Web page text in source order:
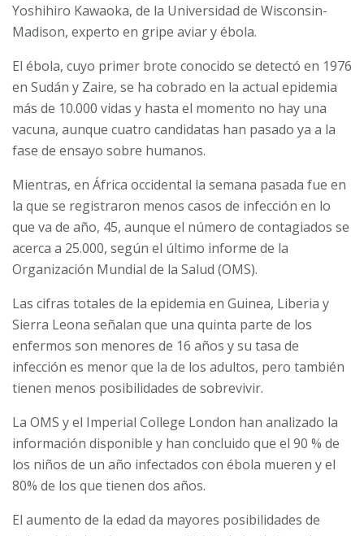
Yoshihiro Kawaoka, de la Universidad de Wisconsin-
Madison, experto en gripe aviar y ébola.
El ébola, cuyo primer brote conocido se detectó en 1976
en Sudán y Zaire, se ha cobrado en la actual epidemia
más de 10.000 vidas y hasta el momento no hay una
vacuna, aunque cuatro candidatas han pasado ya a la
fase de ensayo sobre humanos.
Mientras, en África occidental la semana pasada fue en
la que se registraron menos casos de infección en lo
que va de año, 45, aunque el número de contagiados se
acerca a 25.000, según el último informe de la
Organización Mundial de la Salud (OMS).
Las cifras totales de la epidemia en Guinea, Liberia y
Sierra Leona señalan que una quinta parte de los
enfermos son menores de 16 años y su tasa de
infección es menor que la de los adultos, pero también
tienen menos posibilidades de sobrevivir.
La OMS y el Imperial College London han analizado la
información disponible y han concluido que el 90 % de
los niños de un año infectados con ébola mueren y el
80% de los que tienen dos años.
El aumento de la edad da mayores posibilidades de